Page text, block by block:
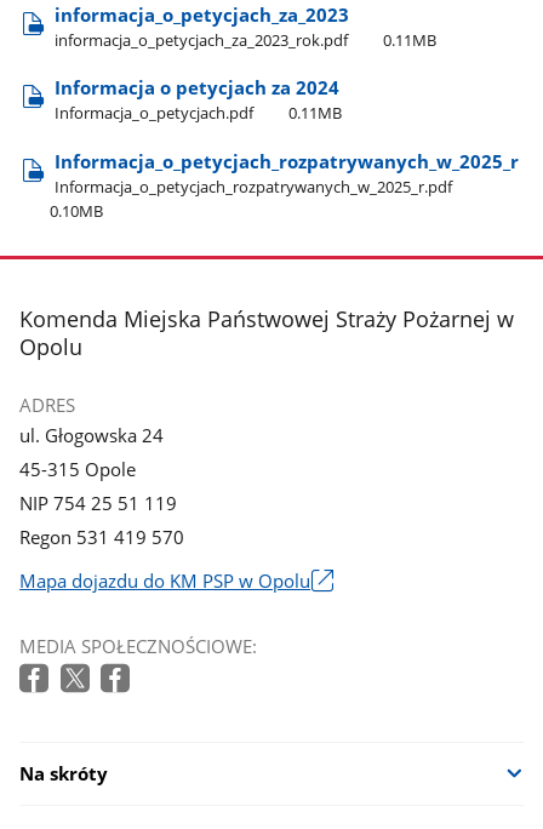
informacja​_o​_petycjach​_za​_2023
informacja​_o​_petycjach​_za​_2023​_rok.pdf 0.11MB
Informacja o petycjach za 2024
Informacja​_o​_petycjach.pdf 0.11MB
Informacja​_o​_petycjach​_rozpatrywanych​_w​_2025​_r
Informacja​_o​_petycjach​_rozpatrywanych​_w​_2025​_r.pdf
0.10MB
stopka
Komenda Miejska Państwowej Straży Pożarnej w
Opolu
ADRES
ul. Głogowska 24
45-315 Opole
NIP 754 25 51 119
Regon 531 419 570
Mapa dojazdu do KM PSP w Opolu
się
w
MEDIA SPOŁECZNOŚCIOWE:
Na skróty